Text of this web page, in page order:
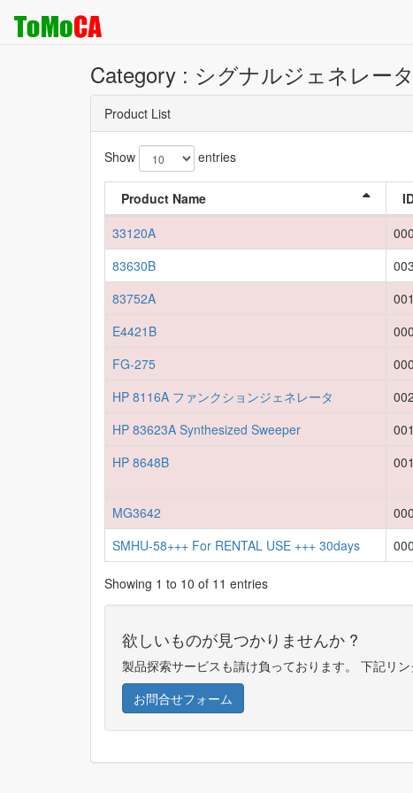
Category : シグナルジェネレータ
Product List
Show entries
Product Name
33120A
83630B
83752A
E4421B
FG-275
HP 8116A ファンクションジェネレータ
HP 83623A Synthesized Sweeper
HP 8648B
MG3642
SMHU-58+++ For RENTAL USE +++ 30days
Showing 1 to 10 of 11 entries
欲しいものが見つかりませんか ?
製品探索サービスも請け負っております。 下記リン
お問合せフォーム